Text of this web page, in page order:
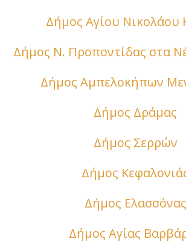
Δήμος Αγίου Νικολάου
Δήμος Ν. Προποντίδας στα
Δήμος Αμπελοκήπων
Δήμος Δράμας
Δήμος Σερρών
Δήμος
Δήμος Ελασσόνας
Δήμος Αγίας